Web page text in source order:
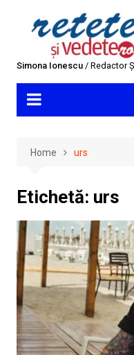
Simona Ionescu/ Redactor
Home urs
Etichetă: urs